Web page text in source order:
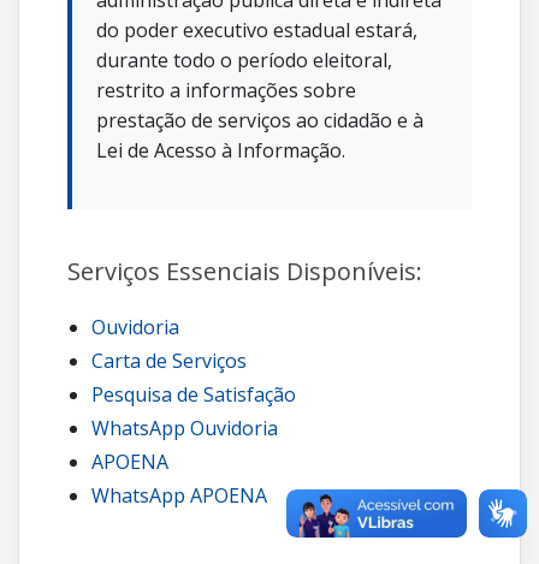
do poder executivo estadual estará,
durante todo o período eleitoral,
restrito a informações sobre
prestação de serviços ao cidadão e à
Lei de Acesso à Informação.
Serviços Essenciais Disponíveis:
Ouvidoria
Carta de Serviços
Pesquisa de Satisfação
WhatsApp Ouvidoria
APOENA
WhatsApp APOENA